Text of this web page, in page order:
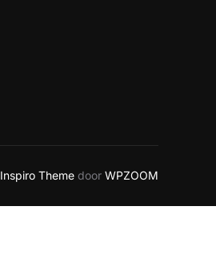
Inspiro Theme door WPZOOM